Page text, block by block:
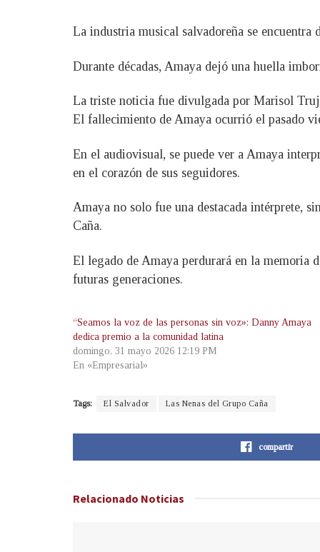
La industria musical salvadoreña se encuentra
Durante décadas, Amaya dejó una huella
La triste noticia fue divulgada por Marisol
El fallecimiento de Amaya ocurrió el pasado
En el audiovisual, se puede ver a Amaya
en el corazón de sus seguidores.
Amaya no solo fue una destacada intérprete,
Caña.
El legado de Amaya perdurará en la memoria
futuras generaciones.
“Seamos la voz de las personas sin voz»: Danny Amaya
dedica premio a la comunidad latina
domingo, 31 mayo 2026 12:19 PM
En «Empresarial»
Tags: El Salvador Las Nenas del Grupo Caña
compartir
Relacionado Noticias